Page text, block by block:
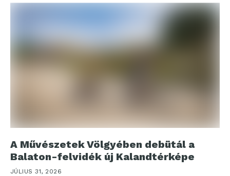
A Művészetek Völgyében debütál a
Balaton-felvidék új Kalandtérképe
JÚLIUS 31, 2026